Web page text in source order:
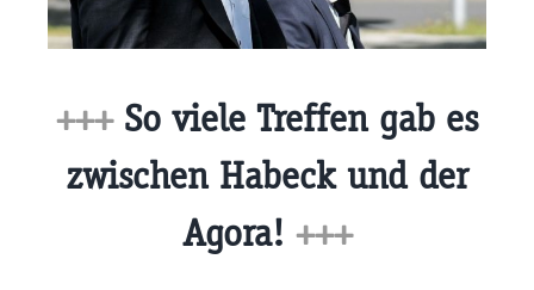
+++ So viele Treffen gab es
zwischen Habeck und der
Agora! +++